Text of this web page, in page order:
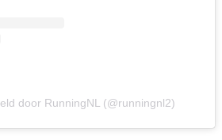
door RunningNL (@runningnl2)